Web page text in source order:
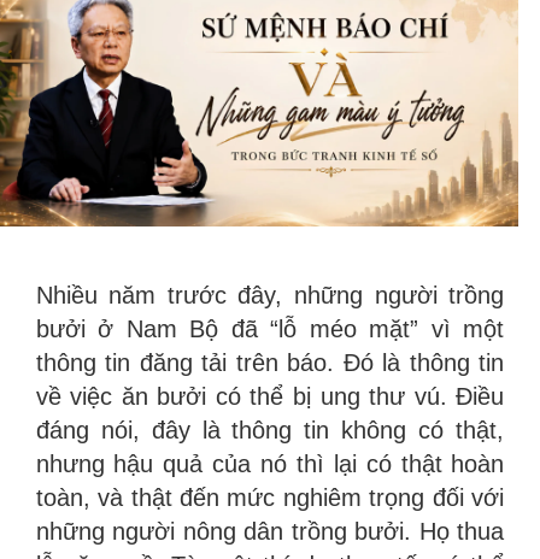
Nhiều năm trước đây, những người trồng
bưởi ở Nam Bộ đã “lỗ méo mặt” vì một
thông tin đăng tải trên báo. Đó là thông tin
về việc ăn bưởi có thể bị ung thư vú. Điều
đáng nói, đây là thông tin không có thật,
nhưng hậu quả của nó thì lại có thật hoàn
toàn, và thật đến mức nghiêm trọng đối với
những người nông dân trồng bưởi. Họ thua